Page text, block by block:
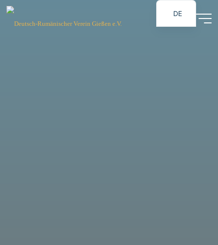
Zum
Inhalt
springen
Deutsch-
DE
RO